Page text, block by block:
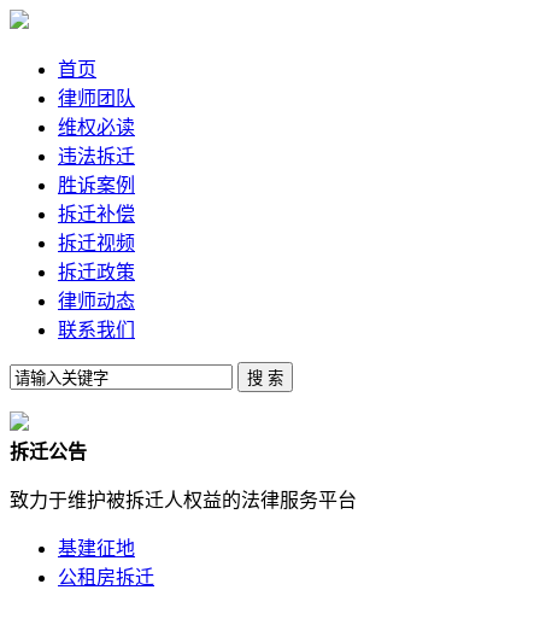
首页
律师团队
维权必读
违法拆迁
胜诉案例
拆迁补偿
拆迁视频
拆迁政策
律师动态
联系我们
拆迁公告
致力于维护被拆迁人权益的法律服务平台
基建征地
公租房拆迁